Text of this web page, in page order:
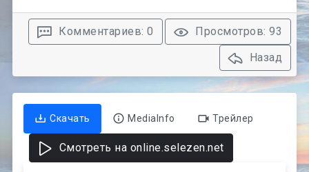
Комментариев: 0
Просмотров: 93
Назад
Скачать MediaInfo Трейлер
Смотреть на online.selezen.net